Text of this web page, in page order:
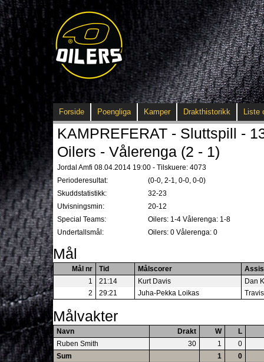
Forside Poengliga Kamper Drakthistorikk Liste
KAMPREFERAT - Sluttspill -
Oilers - Vålerenga (2 - 1)
Jordal Amfi 08.04.2014 19:00 - Tilskuere: 4073
Perioderesultat:
(0-0, 2-1, 0-0, 0-0)
Skuddstatistikk:
32-23
Utvisningsmin:
20-12
Special Teams:
Oilers: 1-4 Vålerenga: 1-8
Undertallsmål:
Oilers: 0 Vålerenga: 0
Mål
Mål nr Tid Målscorer
1
21:14 Kurt Davis
Dan
2
29:21 Juha-Pekka Loikas
Målvakter
Navn Drakt W
L
Ruben Smith
30 1
0
Sum
1 0